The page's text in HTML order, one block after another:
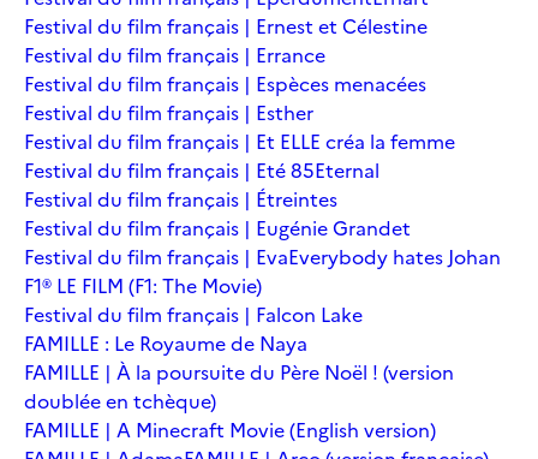
Festival du film français | Ernest et Célestine
Festival du film français | Errance
Festival du film français | Espèces menacées
Festival du film français | Esther
Festival du film français | Et ELLE créa la femme
Festival du film français | Eté 85Eternal
Festival du film français | Étreintes
Festival du film français | Eugénie Grandet
Festival du film français | EvaEverybody hates Johan
F1® LE FILM (F1: The Movie)
Festival du film français | Falcon Lake
FAMILLE : Le Royaume de Naya
FAMILLE | À la poursuite du Père Noël ! (version
doublée en tchèque)
FAMILLE | A Minecraft Movie (English version)